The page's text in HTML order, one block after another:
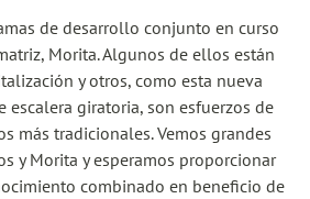
de desarrollo conjunto en curso
Morita. Algunos de ellos están
y otros, como esta nueva
escalera giratoria, son esfuerzos de
más tradicionales. Vemos grandes
y Morita y esperamos proporcionar
combinado en beneficio de